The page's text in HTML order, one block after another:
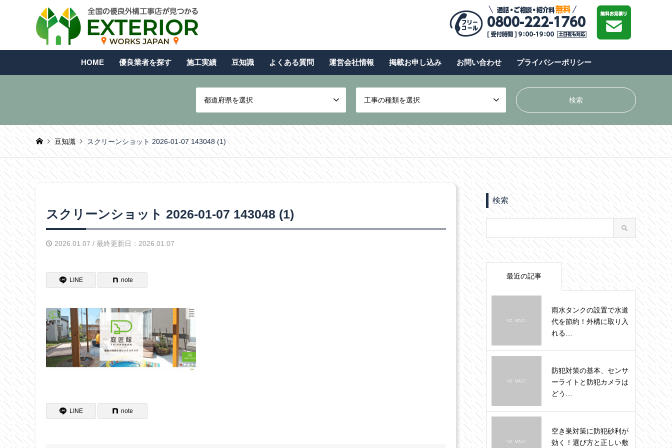
HOME 優良業者を探す 施工実績 豆知識 よくある質問 運営会社情報 掲載お申し込み お問い合わせ プライバシーポリシー
都道府県を選択 工事の種類を選択
豆知識 スクリーンショット 2026-01-07 143048 (1)
スクリーンショット 2026-01-07 143048 (1)
2026.01.07 / 最終更新日：2026.01.07
LINE note
LINE note
検索
最近の記事
雨水タンクの設置で水道
代を節約！外構に取り入
れる…
防犯対策の基本、センサ
ーライトと防犯カメラは
どう…
空き巣対策に防犯砂利が
効く！選び方と正しい敷